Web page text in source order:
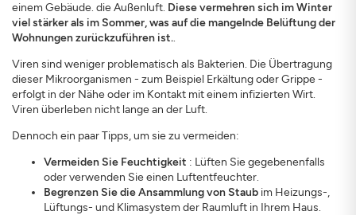
einem Gebäude. die Außenluft. Diese vermehren sich im Winter
viel stärker als im Sommer, was auf die mangelnde Belüftung der
Wohnungen zurückzuführen ist..
Viren sind weniger problematisch als Bakterien. Die Übertragung
dieser Mikroorganismen - zum Beispiel Erkältung oder Grippe -
erfolgt in der Nähe oder im Kontakt mit einem infizierten Wirt.
Viren überleben nicht lange an der Luft.
Dennoch ein paar Tipps, um sie zu vermeiden:
Vermeiden Sie Feuchtigkeit : Lüften Sie gegebenenfalls
oder verwenden Sie einen Luftentfeuchter.
Begrenzen Sie die Ansammlung von Staub im Heizungs-,
Lüftungs- und Klimasystem der Raumluft in Ihrem Haus.